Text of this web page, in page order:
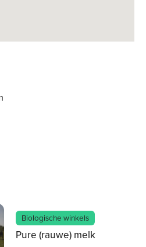
Biologische winkels
Pure (rauwe) melk